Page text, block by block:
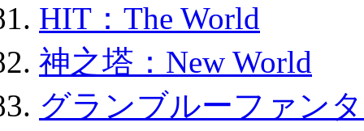
HIT：The World
神之塔：New World
グランブルーファン